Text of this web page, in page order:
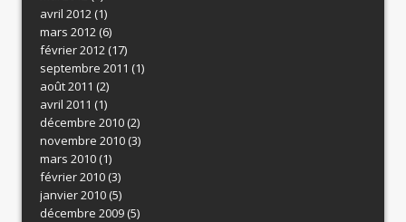
avril 2012(1)
mars 2012(6)
février 2012(17)
septembre 2011 (1)
août 2011 (2)
avril 2011 (1)
décembre 2010(2)
novembre 2010(3)
mars 2010(1)
février 2010(3)
janvier 2010(5)
décembre 2009(5)